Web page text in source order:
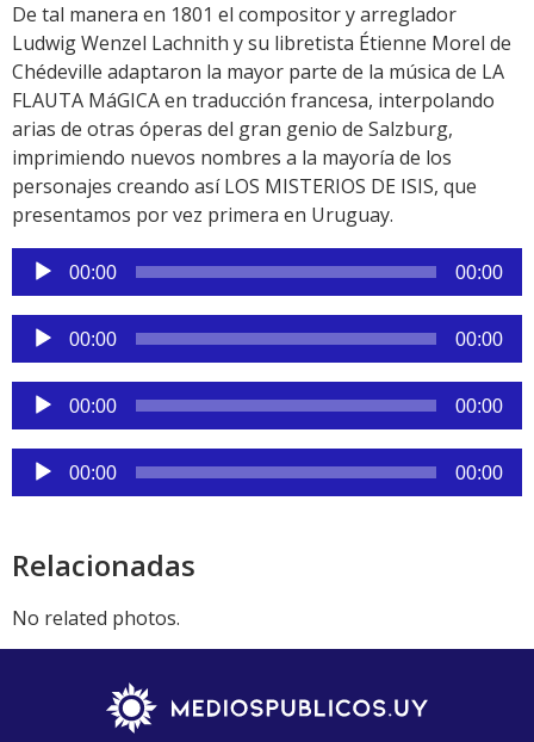
De tal manera en 1801 el compositor y arreglador
Ludwig Wenzel Lachnith y su libretista Étienne Morel de
Chédeville adaptaron la mayor parte de la música de LA
FLAUTA MáGICA en traducción francesa, interpolando
arias de otras óperas del gran genio de Salzburg,
imprimiendo nuevos nombres a la mayoría de los
personajes creando así LOS MISTERIOS DE ISIS, que
presentamos por vez primera en Uruguay.
Reproductor
de
audio
00:00 00:00
Reproductor
de
audio
00:00 00:00
Reproductor
de
audio
00:00 00:00
Reproductor
de
00:00 00:00
Relacionadas
No related photos.